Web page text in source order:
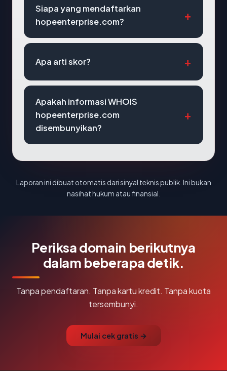
Siapa yang mendaftarkan
hopeenterprise.com?
Apa arti skor?
Apakah informasi WHOIS
hopeenterprise.com
disembunyikan?
Laporan ini dibuat otomatis dari sinyal teknis publik. Ini bukan
nasihat hukum atau finansial.
Periksa domain berikutnya
dalam beberapa detik.
Tanpa pendaftaran. Tanpa kartu kredit. Tanpa kuota
tersembunyi.
Mulai cek gratis →